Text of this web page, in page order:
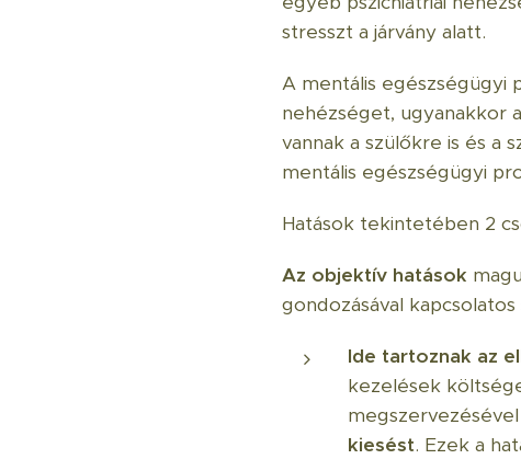
stresszt a járvány alatt.
A mentális
nehézséget, ugyanakkor
vannak a szülőkre is és a
mentális egészségügyi
Hatások tekintetében 2
Az objektív hatások
gondozásával
Ide tartoznak az
kezelések
kiesést. Ezek a